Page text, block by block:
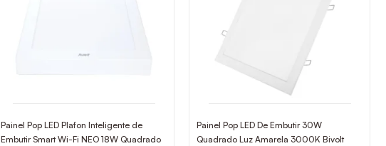
Painel Pop LED Plafon Inteligente de
Embutir Smart Wi-Fi NEO 18W Quadrado
Painel Pop LED De Embutir 30W
Quadrado Luz Amarela 3000K Bivolt